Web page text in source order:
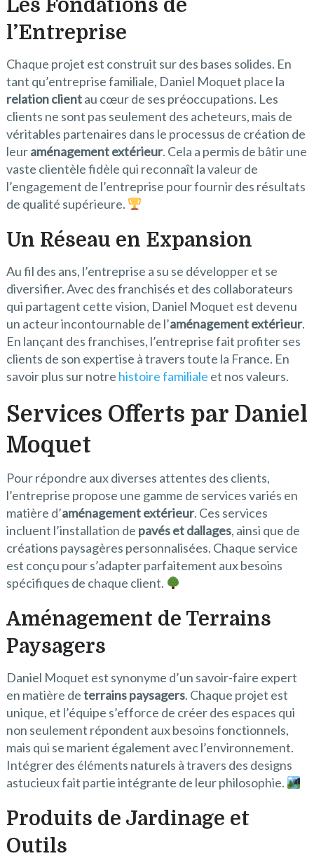
Les Fondations de
l’Entreprise
Chaque projet est construit sur des bases solides. En
tant qu’entreprise familiale, Daniel Moquet place la
relation clientau cœur de ses préoccupations. Les
clients ne sont pas seulement des acheteurs, mais de
véritables partenaires dans le processus de création de
leuraménagement extérieur. Cela a permis de bâtir une
vaste clientèle fidèle qui reconnaît la valeur de
l’engagement de l’entreprise pour fournir des résultats
de qualité supérieure.
Un Réseau en Expansion
Au fil des ans, l’entreprise a su se développer et se
diversifier. Avec des franchisés et des collaborateurs
qui partagent cette vision, Daniel Moquet est devenu
un acteur incontournable de l’aménagement extérieur.
En lançant des franchises, l’entreprise fait profiter ses
clients de son expertise à travers toute la France. En
savoir plus sur notre histoire familiale et nos valeurs.
Services Offerts par Daniel
Moquet
Pour répondre aux diverses attentes des clients,
l’entreprise propose une gamme de services variés en
matière d’aménagement extérieur. Ces services
incluent l’installation de pavés et dallages, ainsi que de
créations paysagères personnalisées. Chaque service
est conçu pour s’adapter parfaitement aux besoins
spécifiques de chaque client.
Aménagement de Terrains
Paysagers
Daniel Moquet est synonyme d’un savoir-faire expert
en matière deterrains paysagers. Chaque projet est
unique, et l’équipe s’efforce de créer des espaces qui
non seulement répondent aux besoins fonctionnels,
mais qui se marient également avec l’environnement.
Intégrer des éléments naturels à travers des designs
astucieux fait partie intégrante de leur philosophie.
Produits de Jardinage et
Outils